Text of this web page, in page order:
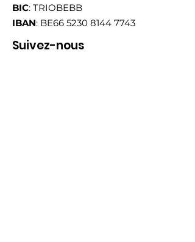
BIC: TRIOBEBB
IBAN: BE66 5230 8144 7743
Suivez-nous